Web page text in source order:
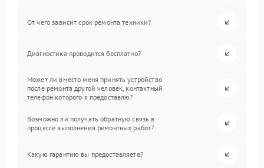
От чего зависит срок ремонта техники?
Диагностика проводится бесплатно?
Может ли вместо меня принять устройство
после ремонта другой человек, контактный
телефон которого я предоставлю?
Возможно ли получать обратную связь в
процессе выполнения ремонтных работ?
Какую гарантию вы предоставляете?